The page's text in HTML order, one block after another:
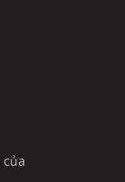
của